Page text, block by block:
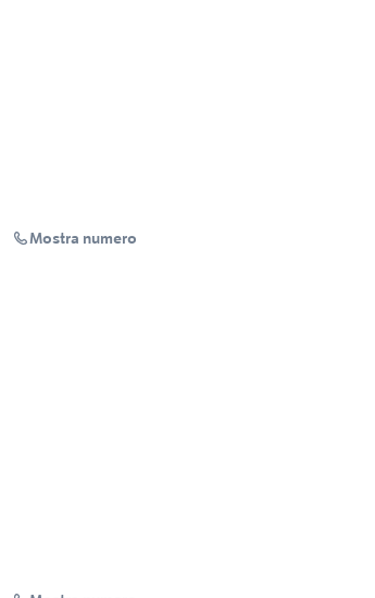
Mostra numero